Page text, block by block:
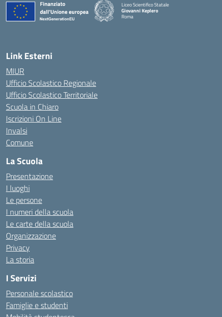
Liceo Scientifico Statale
Giovanni Keplero
Roma
Link Esterni
MIUR
Ufficio Scolastico Regionale
Ufficio Scolastico Territoriale
Scuola in Chiaro
Iscrizioni On Line
Invalsi
Comune
La Scuola
Presentazione
I luoghi
Le persone
I numeri della scuola
Le carte della scuola
Organizzazione
Privacy
La storia
I Servizi
Personale scolastico
Famiglie e studenti